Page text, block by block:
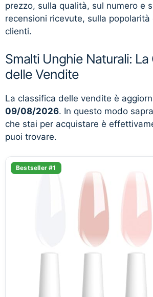
prezzo, sulla qualità, sul numero e
recensioni ricevute, sulla popolarità
clienti.
Smalti Unghie Naturali: La
delle Vendite
La classifica delle vendite è
09/08/2026. In questo modo
che stai per acquistare è
puoi trovare.
Bestseller #1